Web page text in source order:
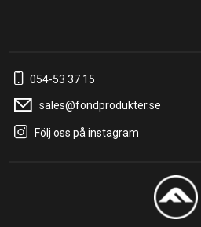
054-53 37 15
sales@fondprodukter.se
Följ oss på instagram